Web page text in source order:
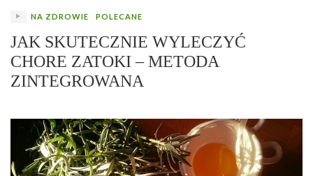
NA ZDROWIE POLECANE
JAK SKUTECZNIE WYLECZYĆ
CHORE ZATOKI – METODA
ZINTEGROWANA